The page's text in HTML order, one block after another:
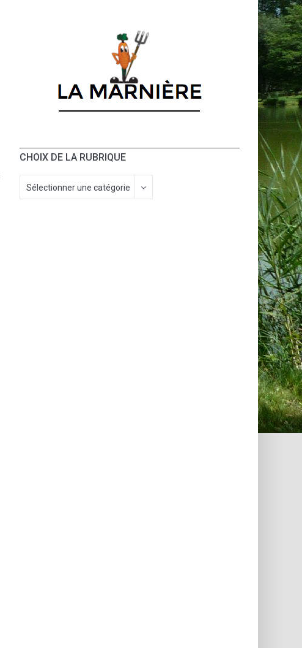
CHOIX DE LA RUBRIQUE
Sélectionner une catégorie